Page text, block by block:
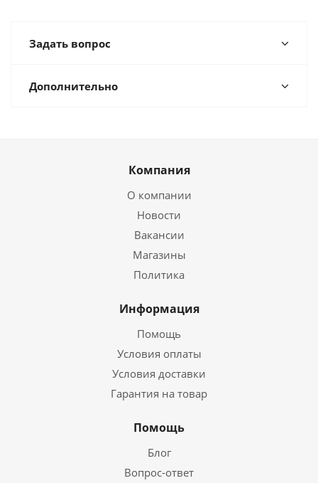
Задать вопрос
Дополнительно
Компания
О компании
Новости
Вакансии
Магазины
Политика
Информация
Помощь
Условия оплаты
Условия доставки
Гарантия на товар
Помощь
Блог
Вопрос-ответ